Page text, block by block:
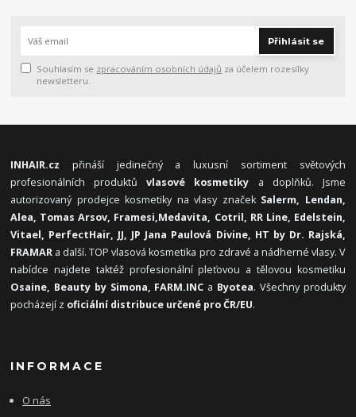
Přihlásit se
Souhlasím se zpracováním osobních údajů za účelem rozesílky
newsletteru.
INHAIR.cz přináší jedinečný a luxusní sortiment světových
profesionálních produktůvlasové kosmetiky a doplňků. Jsme
autorizovaný prodejce kosmetiky na vlasy značek Salerm, Lendan,
Alea, Tomas Arsov, Framesi,Medavita, Cotril, RR Line, Edelstein,
Vitael, PerfectHair, JJ, JP Jana Paulová Divine, HT by Dr. Rajská,
FRAMAR a další. TOP vlasová kosmetika pro zdravé a nádherné vlasy. V
nabídce najdete taktéž profesionální pleťovou a tělovou kosmetiku
Osaine, Beauty by Simona, FARM.INC a Byotea. Všechny produkty
pocházejí z oficiální distribuce určené pro ČR/EU.
INFORMACE
O nás